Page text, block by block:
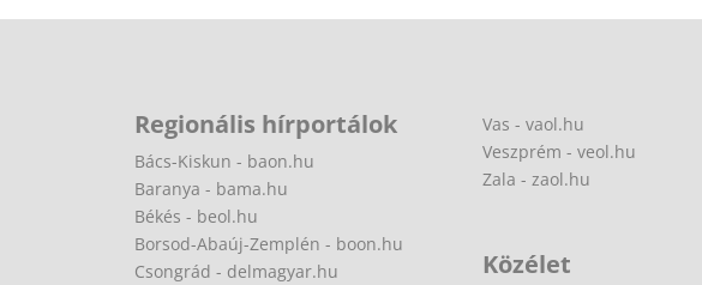
Regionális hírportálok
Bács-Kiskun - baon.hu
Baranya - bama.hu
Békés - beol.hu
Borsod-Abaúj-Zemplén - boon.hu
Csongrád - delmagyar.hu
Vas - vaol.hu
Veszprém - veol.hu
Zala - zaol.hu
Közélet